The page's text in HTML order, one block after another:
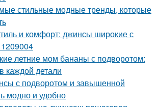
стильные модные тренды, которые
и комфорт: джинсы широкие с
летние мом бананы с подворотом:
каждой детали
с подворотом и завышенной
модно и удобно